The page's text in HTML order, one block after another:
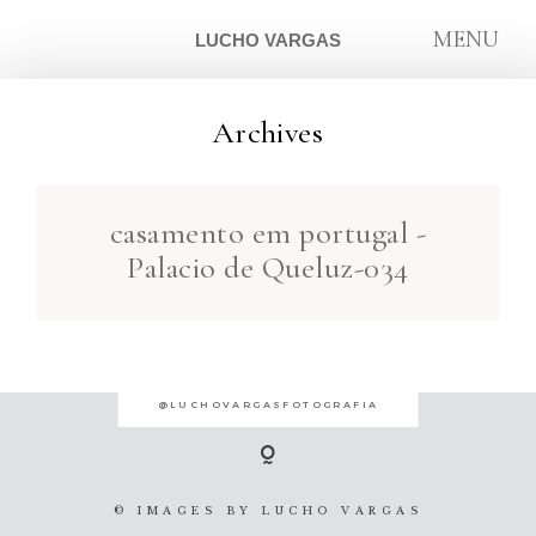
LUCHO VARGAS MENU
Archives
casamento em portugal -
Palacio de Queluz-034
SOBRE
@LUCHOVARGASFOTOGRAFIA
© IMAGES BY LUCHO VARGAS